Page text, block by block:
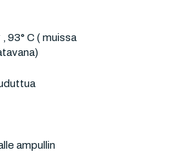
93° C ( muissa
ampullin